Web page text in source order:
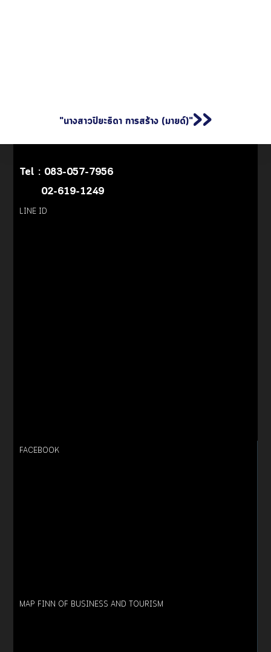
"นางสาวปิยะธิดา การสร้าง (มายด์)">>
Tel : 083-057-7956
02-619-1249
LINE ID
FACEBOOK
MAP FINN OF BUSINESS AND TOURISM